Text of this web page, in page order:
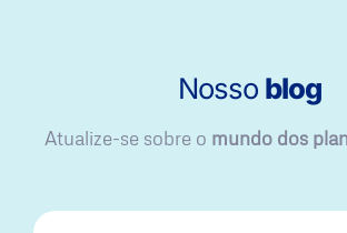
Nosso blog
Atualize-se sobre o mundo dos